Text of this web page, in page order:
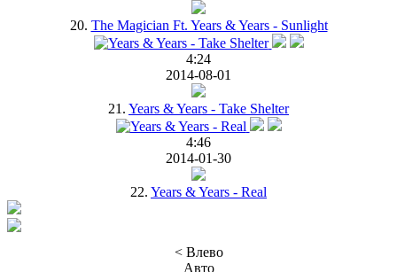
20. The Magician Ft. Years & Years - Sunlight
4:24
2014-08-01
21. Years & Years - Take Shelter
4:46
2014-01-30
22. Years & Years - Real
< Влево
Авто